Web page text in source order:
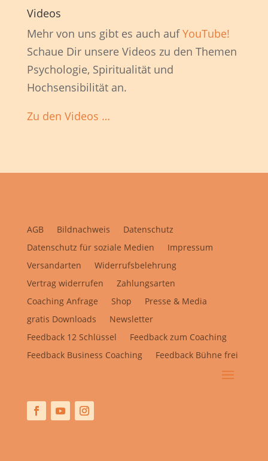
Videos
Mehr von uns gibt es auch aufYouTube!
Schaue Dir unsere Videos zu den Themen
Psychologie, Spiritualität und
Hochsensibilität an.
Zu den Videos …
AGB Bildnachweis
Datenschutz
Datenschutz für soziale Medien
Impressum
Versandarten
Widerrufsbelehrung
Vertrag widerrufen
Zahlungsarten
Coaching Anfrage
Shop
Presse & Media
gratis Downloads
Newsletter
Feedback 12 Schlüssel
Feedback zum Coaching
Feedback Business Coaching
Feedback Bühne frei